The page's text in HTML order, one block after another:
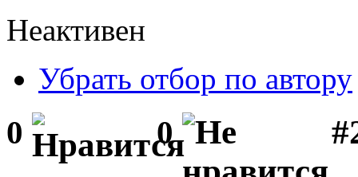
Неактивен
Убрать отбор по автору
0 0